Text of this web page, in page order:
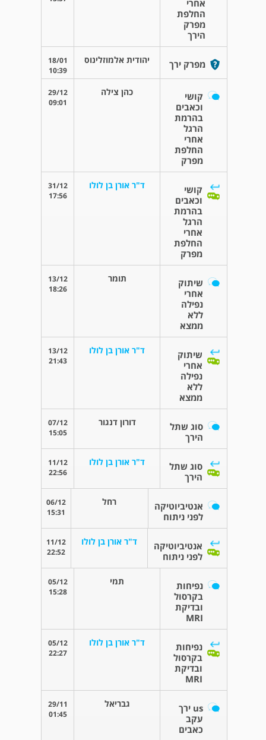
אחרי
החלפת
מפרק
הירך
מפרק ירך יהודית אלמוזלינוס
18/01
10:39
קושי
וכאבים
בהרמת
הרגל
אחרי
החלפת
מפרק
כהן צילה
29/12
09:01
קושי
וכאבים
בהרמת
הרגל
אחרי
החלפת
מפרק
ד"ר אורן בן לולו
31/12
17:56
שיתוק
אחרי
נפילה
ללא
ממצא
תומר
13/12
18:26
שיתוק
אחרי
נפילה
ללא
ממצא
ד"ר אורן בן לולו
13/12
21:43
סוג שתל
הירך
דורון דנגור
07/12
15:05
סוג שתל
הירך
ד"ר אורן בן לולו
11/12
22:56
אנטיביוטיקה
לפני ניתוח
רחל
06/12
15:31
אנטיביוטיקה
לפני ניתוח
ד"ר אורן בן לולו
11/12
22:52
נפיחות
בקרסול
ובדיקת
MRI
תמי
05/12
15:28
נפיחות
בקרסול
ובדיקת
MRI
ד"ר אורן בן לולו
05/12
22:27
us ירך
עקב
כאבים
גבריאל
29/11
01:45